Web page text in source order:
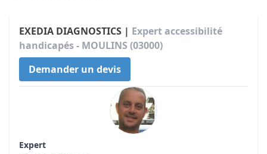
EXEDIA DIAGNOSTICS | Expert accessibilité
handicapés - MOULINS (03000)
Demander un devis
Expert